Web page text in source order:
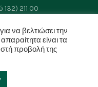
211 00
να βελτιώσει την
είναι τα
προβολή της